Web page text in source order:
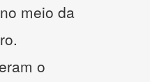
meio da
o